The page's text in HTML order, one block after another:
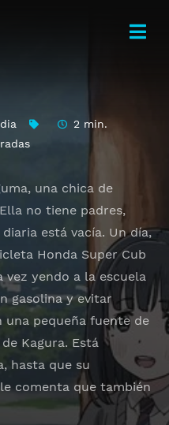
2 min.
una chica de
no tiene padres,
está vacía. Un día,
Honda Super Cub
vez yendo a la escuela
gasolina y evitar
una pequeña fuente de
Kagura. Está
hasta que su
comenta que también